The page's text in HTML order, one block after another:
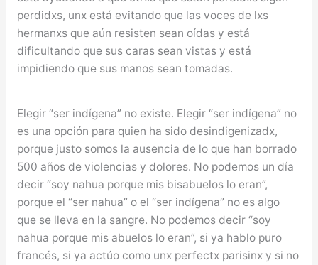
perdidxs, unx está evitando que las voces de lxs
hermanxs que aún resisten sean oídas y está
dificultando que sus caras sean vistas y está
impidiendo que sus manos sean tomadas.
Elegir “ser indígena” no existe. Elegir “ser indígena” no
es una opción para quien ha sido desindigenizadx,
porque justo somos la ausencia de lo que han borrado
500 años de violencias y dolores. No podemos un día
decir “soy nahua porque mis bisabuelos lo eran”,
porque el “ser nahua” o el “ser indígena” no es algo
que se lleva en la sangre. No podemos decir “soy
nahua porque mis abuelos lo eran”, si ya hablo puro
francés, si ya actúo como unx perfectx parisinx y si no